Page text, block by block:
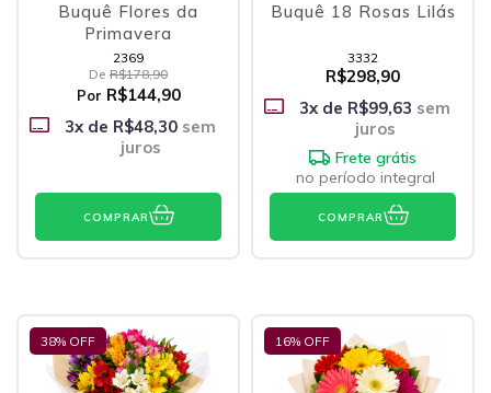
Buquê Flores da
Primavera
2369
De R$178,90
Por R$144,90
3x de R$48,30 sem
juros
COMPRAR
Buquê 18 Rosas Lilás
3332
R$298,90
3x de R$99,63 sem
juros
Frete grátis
no período integral
COMPRAR
38% OFF 16% OFF